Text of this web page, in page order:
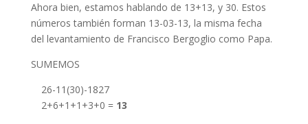
Ahora bien, estamos hablando de 13+13, y 30. Estos
números también forman 13-03-13, la misma fecha
del levantamiento de Francisco Bergoglio como Papa.
SUMEMOS
26-11(30)-1827
2+6+1+1+3+0 = 13